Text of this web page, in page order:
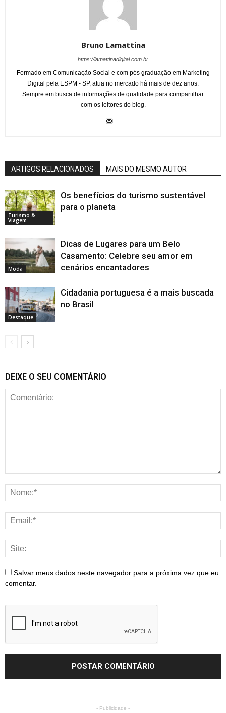
Bruno Lamattina
https://lamattinadigital.com.br
Formado em Comunicação Social e com pós graduação em Marketing
Digital pela ESPM - SP, atua no mercado há mais de dez anos.
Sempre em busca de informações de qualidade para compartilhar
com os leitores do blog.
ARTIGOS RELACIONADOS MAIS DO MESMO AUTOR
Turismo &
Viagem
Os benefícios do turismo sustentável
para o planeta
Moda
Dicas de Lugares para um Belo
Casamento: Celebre seu amor em
cenários encantadores
Destaque
Cidadania portuguesa é a mais buscada
no Brasil
DEIXE O SEU COMENTÁRIO
Salvar meus dados neste navegador para a próxima vez que eu
comentar.
- Publicidade -